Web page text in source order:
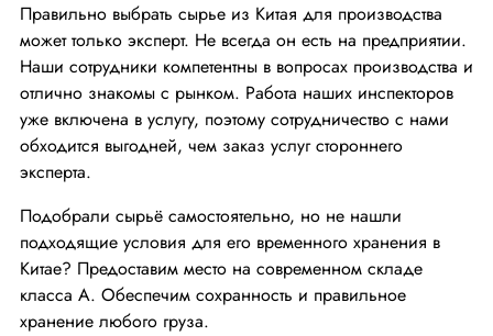
Правильно выбрать сырье из Китая для производства
может только эксперт. Не всегда он есть на предприятии.
Наши сотрудники компетентны в вопросах производства и
отлично знакомы с рынком. Работа наших инспекторов
уже включена в услугу, поэтому сотрудничество с нами
обходится выгодней, чем заказ услуг стороннего
эксперта.
Подобрали сырьё самостоятельно, но не нашли
подходящие условия для его временного хранения в
Китае? Предоставим место на современном складе
класса А. Обеспечим сохранность и правильное
хранение любого груза.